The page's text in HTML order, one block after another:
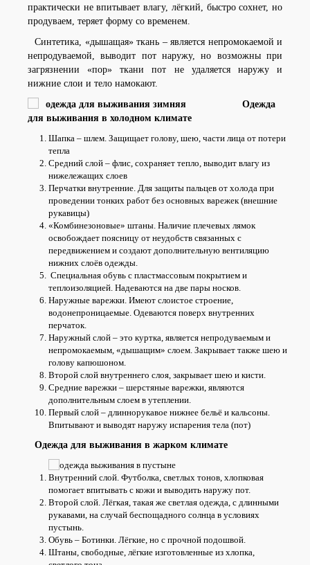
практически не впитывает влагу, лёгкий, быстро сохнет, но
продуваем, теряет форму со временем.
Синтетика, «дышащая» ткань – является непромокаемой и
непродуваемой, выводит пот наружу, но возможны при
загрязнении «пор» ткани пот не удаляется наружу и
нижние слои и тело намокают.
Одежда
для выживания в холодном климате
Шапка – шлем. Защищает голову, шею, части лица от потери
тепла
Средний слой – флис, сохраняет тепло, выводит влагу из
нижележащих слоев
Перчатки внутренние. Для защиты пальцев от холода при
проведении тонких работ без основных варежек (внешние
рукавицы)
«Комбинезоновые» штаны. Наличие плечевых лямок
освобождает поясницу от неудобств связанных с
передвижением и создают дополнительную вентиляцию
нижних слоёв одежды.
Специальная обувь с пластмассовым покрытием и
теплоизоляцией. Надеваются на две пары носков.
Наружные варежки. Имеют слоистое строение,
водонепроницаемые. Одеваются поверх внутренних
перчаток.
Наружный слой – это куртка, является непродуваемым и
непромокаемым, «дышащим» слоем. Закрывает также шею и
голову капюшоном.
Второй слой внутреннего слоя, закрывает шею и кисти.
Средние варежки – шерстяные варежки, являются
дополнительным слоем в утеплении.
Первый слой – длиннорукавое нижнее бельё и кальсоны.
Впитывают и выводят наружу испарения тела (пот)
Одежда для выживания в жарком климате
Внутренний слой. Футболка, светлых тонов, хлопковая
помогает впитывать с кожи и выводить наружу пот.
Второй слой. Лёгкая, такая же светлая одежда, с длинными
рукавами, на случай беспощадного солнца в условиях
пустынь.
Обувь – Ботинки. Лёгкие, но с прочной подошвой.
Штаны, свободные, лёгкие изготовленные из хлопка,